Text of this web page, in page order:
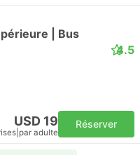
| Bus
4.5
USD 19
par adulte
Réserver